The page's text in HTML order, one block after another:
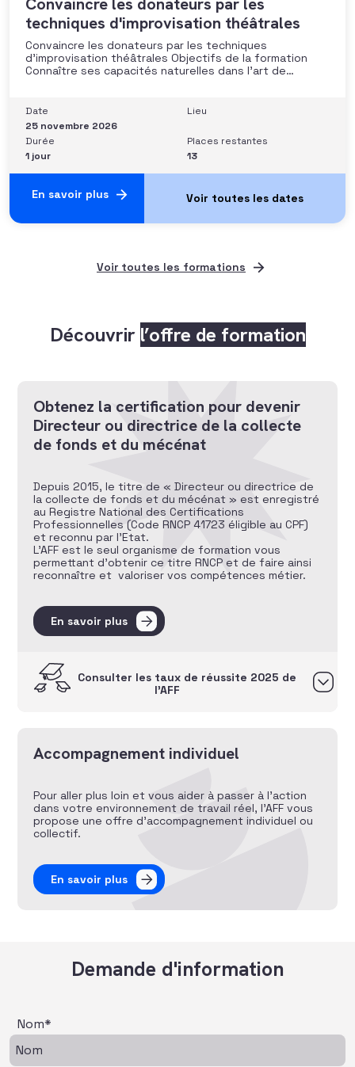
techniques d'improvisation théâtrales
Convaincre les donateurs par les techniques
d’improvisation théâtrales Objectifs de la formation
Connaître ses capacités naturelles dans l’art de
conviction et sur quoi elle se fonde (mots, attitude, …),
quelle est sa situation de
Date
25 novembre 2026
Lieu
Durée
1 jour
Places restantes
13
En savoir plus
Voir toutes les formations
Découvrir l’offre de formation
Obtenez la certification pour devenir
Directeur ou directrice de la collecte
de fonds et du mécénat
Depuis 2015, le titre de « Directeur ou directrice de
la collecte de fonds et du mécénat » est enregistré
au Registre National des Certifications
Professionnelles (Code RNCP 41723 éligible au CPF)
et reconnu par l’Etat.
L’AFF est le seul organisme de formation vous
permettant d’obtenir ce titre RNCP et de faire ainsi
reconnaître et valoriser vos compétences métier.
En savoir plus
Consulter les taux de réussite 2025 de
l’AFF
Accompagnement individuel
Pour aller plus loin et vous aider à passer à l’action
dans votre environnement de travail réel, l’AFF vous
propose une offre d’accompagnement individuel ou
collectif.
En savoir plus
Demande d'information
Nom*